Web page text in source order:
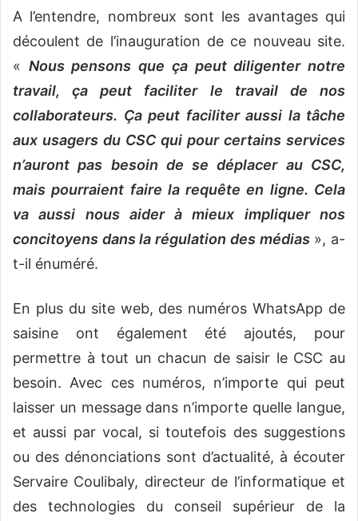
A l’entendre, nombreux sont les avantages qui
découlent de l’inauguration de ce nouveau site.
« Nous pensons que ça peut diligenter notre
travail, ça peut faciliter le travail de nos
collaborateurs. Ça peut faciliter aussi la tâche
aux usagers du CSC qui pour certains services
n’auront pas besoin de se déplacer au CSC,
mais pourraient faire la requête en ligne. Cela
va aussi nous aider à mieux impliquer nos
concitoyens dans la régulation des médias», a-
t-il énuméré.
En plus du site web, des numéros WhatsApp de
saisine ont également été ajoutés, pour
permettre à tout un chacun de saisir le CSC au
besoin. Avec ces numéros, n’importe qui peut
laisser un message dans n’importe quelle langue,
et aussi par vocal, si toutefois des suggestions
ou des dénonciations sont d’actualité, à écouter
Servaire Coulibaly, directeur de l’informatique et
des technologies du conseil supérieur de la